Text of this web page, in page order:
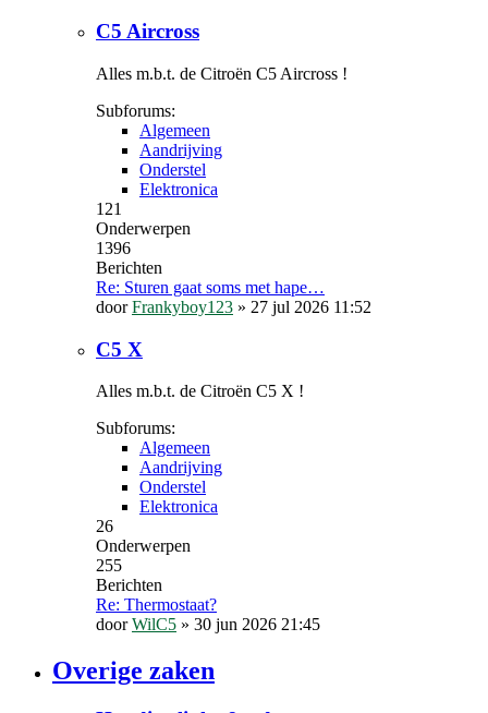
C5 Aircross
Alles m.b.t. de Citroën C5 Aircross !
Subforums:
Algemeen
Aandrijving
Onderstel
Elektronica
121
Onderwerpen
1396
Berichten
Re: Sturen gaat soms met hape…
doorFrankyboy123 » 27 jul 2026 11:52
C5 X
Alles m.b.t. de Citroën C5 X !
Subforums:
Algemeen
Aandrijving
Onderstel
Elektronica
26
Onderwerpen
255
Berichten
Re: Thermostaat?
doorWilC5 » 30 jun 2026 21:45
Overige zaken